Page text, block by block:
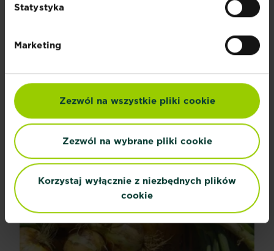
Statystyka
Marketing
Zezwól na wszystkie pliki cookie
Zezwól na wybrane pliki cookie
Korzystaj wyłącznie z niezbędnych plików
cookie
Wyhoduj sam! Borówki